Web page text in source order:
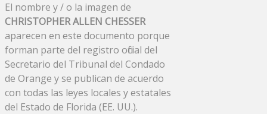
El nombre y / o la imagen de
CHRISTOPHER ALLEN CHESSER
aparecen en este documento porque
forman parte del registro oficial del
Secretario del Tribunal del Condado
de Orange y se publican de acuerdo
con todas las leyes locales y estatales
del Estado de Florida (EE. UU.).